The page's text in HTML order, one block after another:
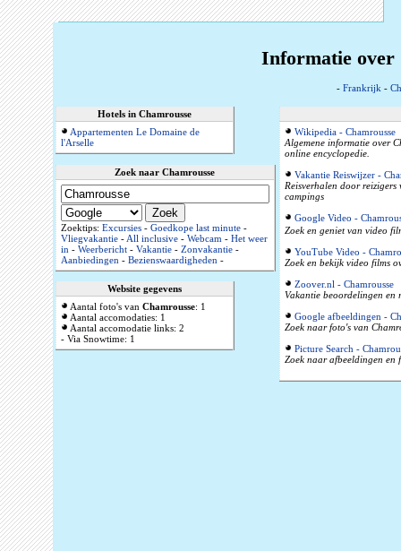
Informatie
- Frankrijk-
Hotels in Chamrousse
Appartementen Le Domaine de
l'Arselle
Zoek naar Chamrousse
Zoektips: Excursies- Goedkope last minute-
Vliegvakantie-All inclusive- Webcam- Het weer
in- Weerbericht- Vakantie- Zonvakantie-
Aanbiedingen- Bezienswaardigheden-
Website gegevens
Aantal foto's van Chamrousse: 1
Aantal accomodaties: 1
Aantal accomodatie links: 2
- Via Snowtime: 1
Wikipedia - Chamrousse
Algemene informatie over
online encyclopedie.
Vakantie Reiswijzer -
Reisverhalen door reizigers
campings
Google Video -
Zoek en geniet van video
YouTube Video -
Zoek en bekijk video films
Zoover.nl - Chamrousse
Vakantie beoordelingen en
Google afbeeldingen -
Zoek naar foto's van
Picture Search -
Zoek naar afbeeldingen en